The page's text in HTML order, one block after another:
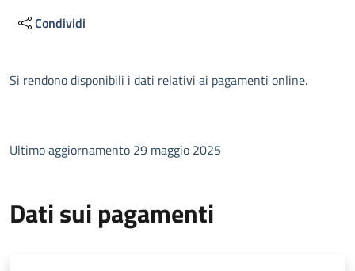
Condividi
Descrizione
Si rendono disponibili i dati relativi ai pagamenti online.
Ultimo aggiornamento 29 maggio 2025
Dati sui pagamenti